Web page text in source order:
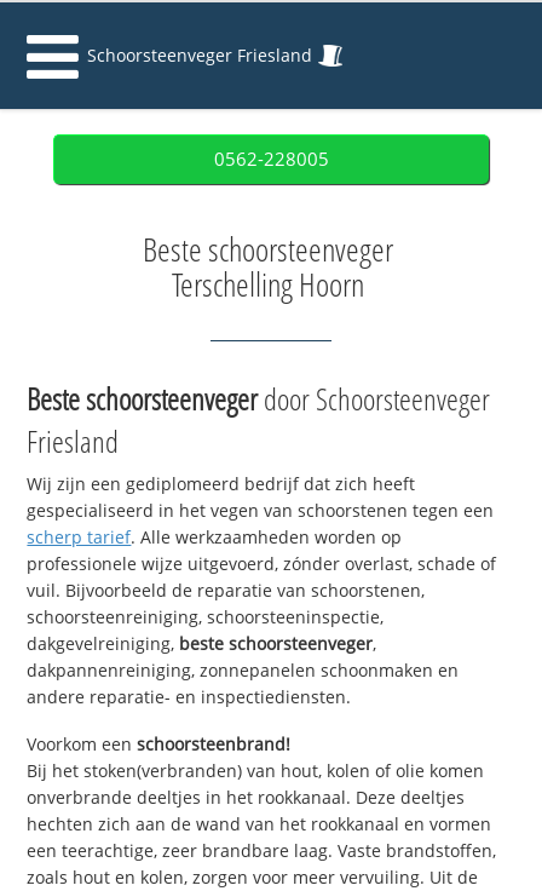
Schoorsteenveger Friesland
0562-228005
Beste schoorsteenveger
Terschelling Hoorn
Beste schoorsteenvegerdoor Schoorsteenveger
Friesland
Wij zijn een gediplomeerd bedrijf dat zich heeft
gespecialiseerd in het vegen van schoorstenen tegen een
scherp tarief. Alle werkzaamheden worden op
professionele wijze uitgevoerd, zónder overlast, schade of
vuil. Bijvoorbeeld de reparatie van schoorstenen,
schoorsteenreiniging, schoorsteeninspectie,
dakgevelreiniging, beste schoorsteenveger,
dakpannenreiniging, zonnepanelen schoonmaken en
andere reparatie- en inspectiediensten.
Voorkom eenschoorsteenbrand!
Bij het stoken(verbranden) van hout, kolen of olie komen
onverbrande deeltjes in het rookkanaal. Deze deeltjes
hechten zich aan de wand van het rookkanaal en vormen
een teerachtige, zeer brandbare laag. Vaste brandstoffen,
zoals hout en kolen, zorgen voor meer vervuiling. Uit de